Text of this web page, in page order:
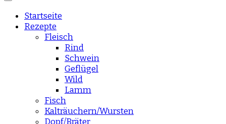
Startseite
Rezepte
Fleisch
Rind
Schwein
Geflügel
Wild
Lamm
Fisch
Kalträuchern/Wursten
Dopf/Bräter